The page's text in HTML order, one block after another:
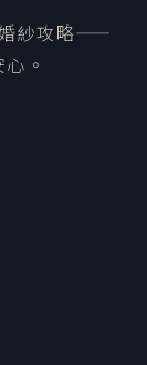
婚紗攻略——
。